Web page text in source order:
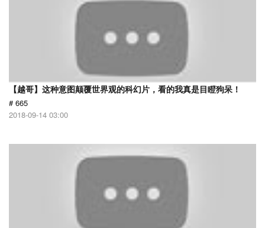
【越哥】这种意图颠覆世界观的科幻片，看的我真是目瞪狗呆！
# 665
2018-09-14 03:00